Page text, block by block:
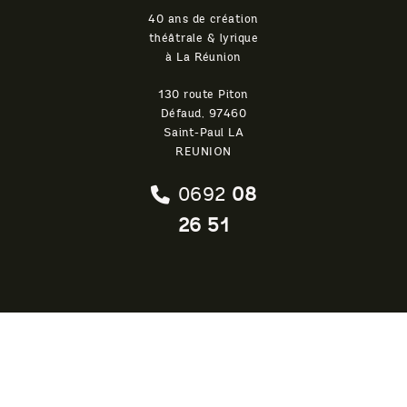
40 ans de création
théâtrale & lyrique
à La Réunion
130 route Piton
Défaud, 97460
Saint-Paul LA
REUNION
0692 08
26 51